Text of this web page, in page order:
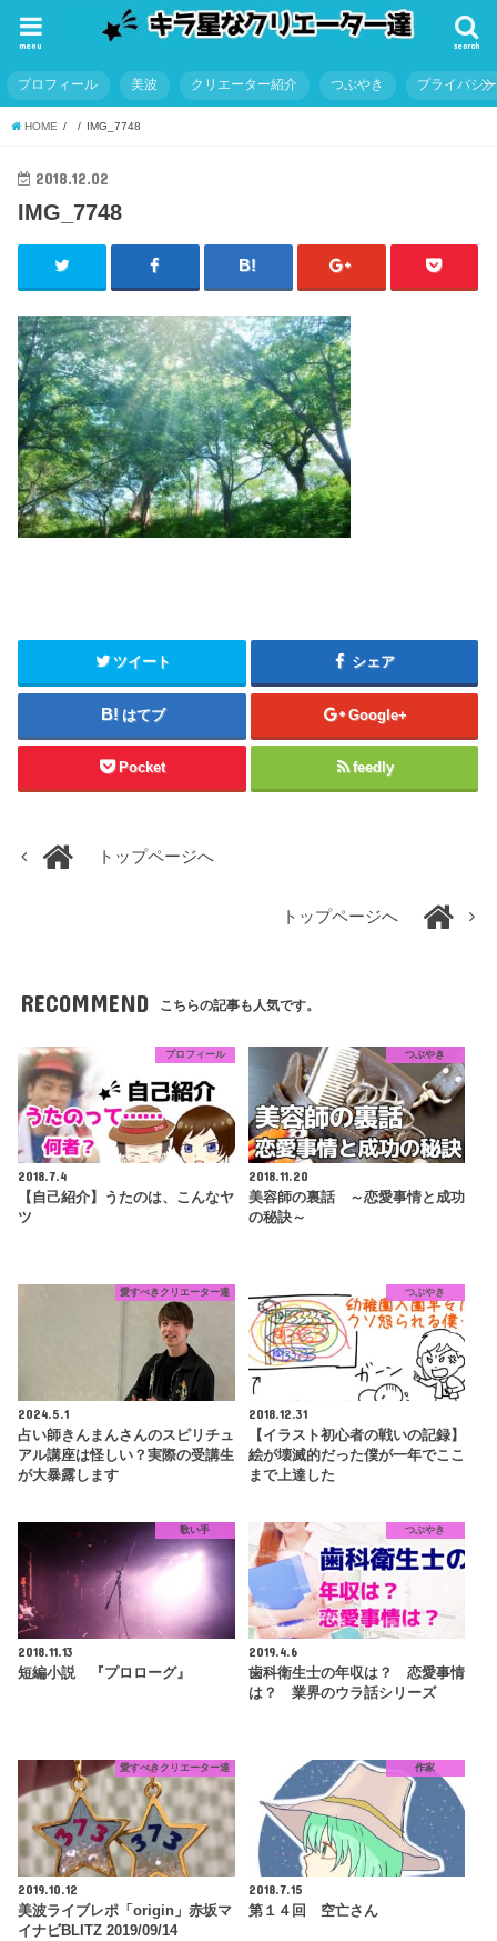
search
menu
プロフィール 美波 クリエーター紹介 つぶやき プライバシ
HOME IMG_7748
2018.12.02
IMG_7748
ツイート シェア
はてブ Google+
Pocket feedly
トップページへ
トップページへ
RECOMMEND こちらの記事も人気です。
プロフィール
2018.7.4
【自己紹介】うたのは、こんなヤ
ツ
つぶやき
2018.11.20
美容師の裏話 ～恋愛事情と成功
の秘訣～
愛すべきクリエーター達
2024.5.1
占い師きんまんさんのスピリチュ
アル講座は怪しい？実際の受講生
が大暴露します
つぶやき
2018.12.31
【イラスト初心者の戦いの記録】
絵が壊滅的だった僕が一年でここ
まで上達した
歌い手
2018.11.13
短編小説 『プロローグ』
つぶやき
2019.4.6
歯科衛生士の年収は？ 恋愛事情
は？ 業界のウラ話シリーズ
愛すべきクリエーター達
2019.10.12
美波ライブレポ「origin」赤坂マ
イナビBLITZ 2019/09/14
作家
2018.7.15
第１４回 空亡さん